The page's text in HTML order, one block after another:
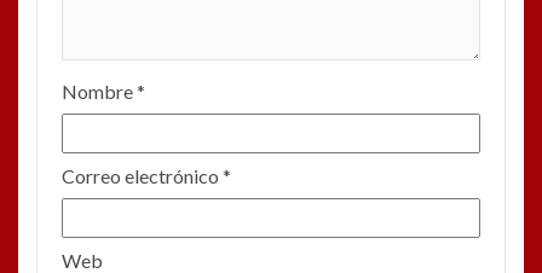
Nombre*
Correo electrónico *
Web